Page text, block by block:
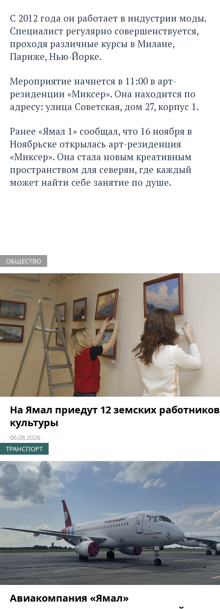
С 2012 года он работает в индустрии моды.
Специалист регулярно совершенствуется,
проходя различные курсы в Милане,
Париже, Нью-Йорке.
Мероприятие начнется в 11:00 в арт-
резиденции «Миксер». Она находится по
адресу: улица Советская, дом 27, корпус 1.
Ранее «Ямал 1» сообщал, что 16 ноября в
Ноябрьске открылась арт-резиденция
«Миксер». Она стала новым креативным
пространством для северян, где каждый
может найти себе занятие по душе.
ОБЩЕСТВО
На Ямал приедут 12 земских работников
культуры
06.08.2026
ТРАНСПОРТ
Авиакомпания «Ямал»